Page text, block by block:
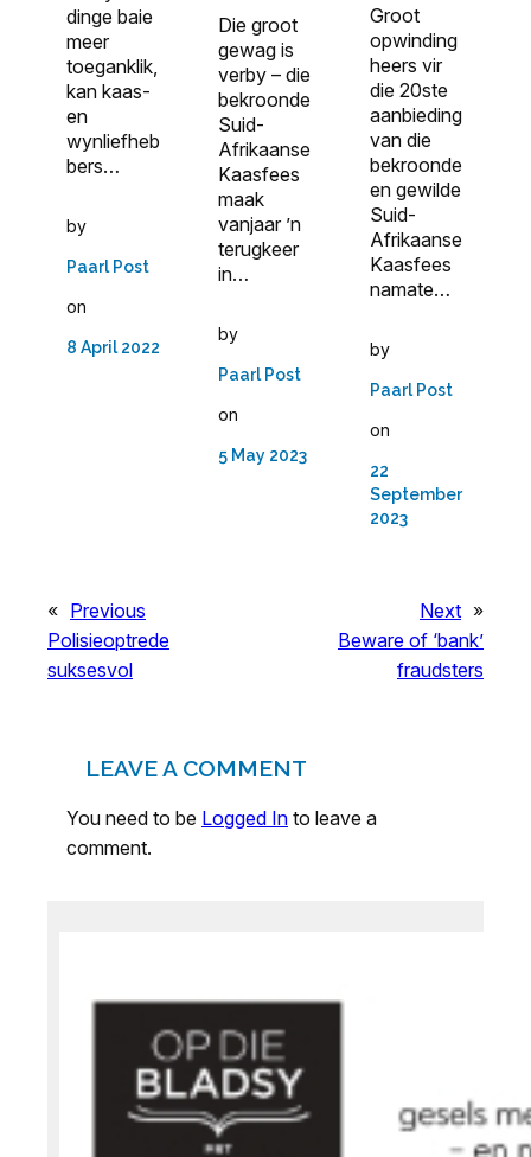
dinge baie
meer
toeganklik,
kan kaas-
en
wynliefheb
bers…
by
Paarl Post
on
8 April 2022
Die groot
gewag is
verby – die
bekroonde
Suid-
Afrikaanse
Kaasfees
maak
vanjaar ’n
terugkeer
in…
by
Paarl Post
on
5 May 2023
Groot
opwinding
heers vir
die 20ste
aanbieding
van die
bekroonde
en gewilde
Suid-
Afrikaanse
Kaasfees
namate…
by
Paarl Post
on
22
September
2023
« Previous
Polisieoptrede
suksesvol
Next »
Beware of ‘bank’
fraudsters
LEAVE A COMMENT
You need to be Logged In to leave a
comment.